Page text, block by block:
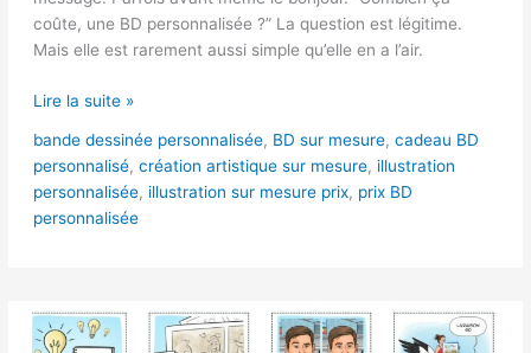
coûte, une BD personnalisée ?” La question est légitime.
Mais elle est rarement aussi simple qu’elle en a l’air.
Lire la suite »
bande dessinée personnalisée, BD sur mesure, cadeau BD
personnalisé, création artistique sur mesure, illustration
personnalisée, illustration sur mesure prix, prix BD
personnalisée